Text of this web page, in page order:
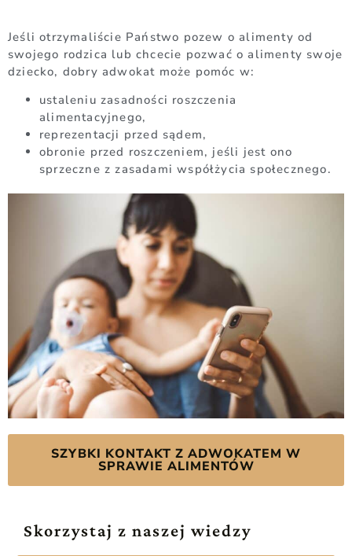
Jeśli otrzymaliście Państwo pozew o alimenty od
swojego rodzica lub chcecie pozwać o alimenty swoje
dziecko, dobry adwokat może pomóc w:
ustaleniu zasadności roszczenia
alimentacyjnego,
reprezentacji przed sądem,
obronie przed roszczeniem, jeśli jest ono
sprzeczne z zasadami współżycia społecznego.
SZYBKI KONTAKT Z ADWOKATEM W
SPRAWIE ALIMENTÓW
Skorzystaj z naszej wiedzy